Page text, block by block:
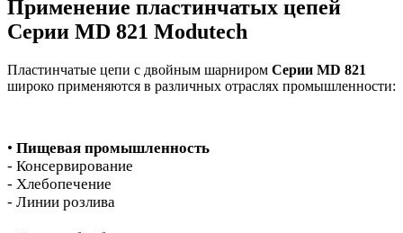
Применение пластинчатых цепей
Серии MD 821 Modutech
Пластинчатые цепи с двойным шарниром Серии MD 821
широко применяются в различных отраслях промышленности:
• Пищевая промышленность
- Консервирование
- Хлебопечение
- Линии розлива